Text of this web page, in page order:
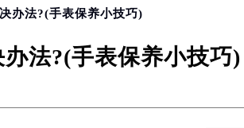
）
办法?(手表保养小技巧)
法?(手表保养小技巧)